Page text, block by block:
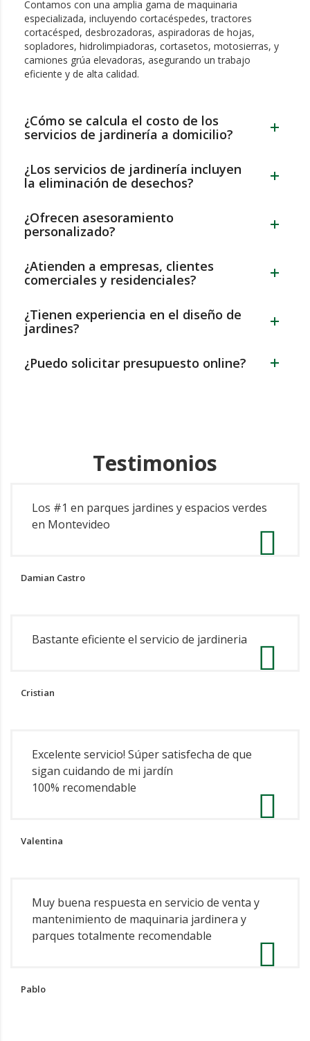
Contamos con una amplia gama de maquinaria
especializada, incluyendo cortacéspedes, tractores
cortacésped, desbrozadoras, aspiradoras de hojas,
sopladores, hidrolimpiadoras, cortasetos, motosierras, y
camiones grúa elevadoras, asegurando un trabajo
eficiente y de alta calidad.
¿Cómo se calcula el costo de los
servicios de jardinería a domicilio?
¿Los servicios de jardinería incluyen
la eliminación de desechos?
¿Ofrecen asesoramiento
personalizado?
¿Atienden a empresas, clientes
comerciales y residenciales?
¿Tienen experiencia en el diseño de
jardines?
¿Puedo solicitar presupuesto online?
Testimonios
Los #1 en parques jardines y espacios verdes
en Montevideo
Damian Castro
Bastante eficiente el servicio de jardineria
Cristian
Excelente servicio! Súper satisfecha de que
sigan cuidando de mi jardín
100% recomendable
Valentina
Muy buena respuesta en servicio de venta y
mantenimiento de maquinaria jardinera y
parques totalmente recomendable
Pablo